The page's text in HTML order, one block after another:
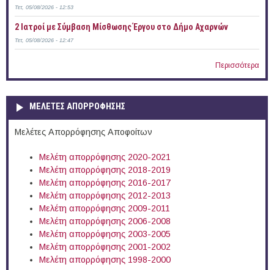
Τετ, 05/08/2026 - 12:53
2 Ιατροί με Σύμβαση Μίσθωσης Έργου στο Δήμο Αχαρνών
Τετ, 05/08/2026 - 12:47
Περισσότερα
ΜΕΛΕΤΕΣ ΑΠΟΡΡΟΦΗΣΗΣ
Μελέτες Απορρόφησης Αποφοίτων
Μελέτη απορρόφησης 2020-2021
Μελέτη απορρόφησης 2018-2019
Μελέτη απορρόφησης 2016-2017
Μελέτη απορρόφησης 2012-2013
Μελέτη απορρόφησης 2009-2011
Μελέτη απορρόφησης 2006-2008
Μελέτη απορρόφησης 2003-2005
Μελέτη απορρόφησης 2001-2002
Μελέτη απορρόφησης 1998-2000